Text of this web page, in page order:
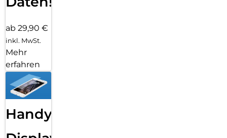
ab 29,90 €
inkl. MwSt.
Mehr
erfahren
Handy